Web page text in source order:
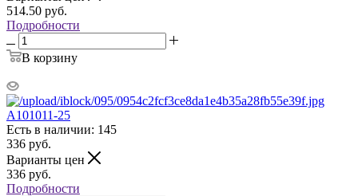
514.50 руб.
Подробности
В корзину
A101011-25
Есть в наличии: 145
336 руб.
Варианты цен
336 руб.
Подробности